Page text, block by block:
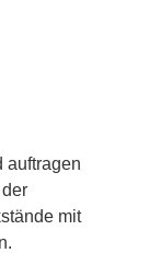
auftragen
mit